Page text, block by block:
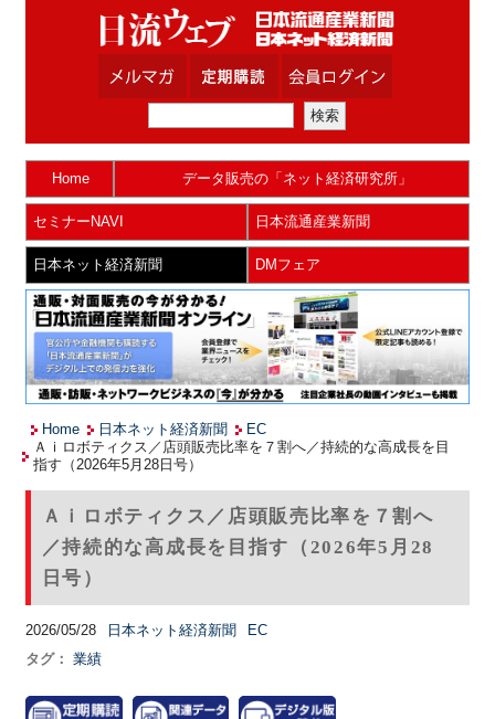
Home データ販売の「ネット経済研究所」
セミナーNAVI 日本流通産業新聞
日本ネット経済新聞 DMフェア
Home 日本ネット経済新聞
EC
Ａｉロボティクス／店頭販売比率を７割へ／持続的な高成長を目
指す（2026年5月28日号）
Ａｉロボティクス／店頭販売比率を７割へ
／持続的な高成長を目指す（2026年5月28
日号）
2026/05/28 日本ネット経済新聞
EC
タグ： 業績